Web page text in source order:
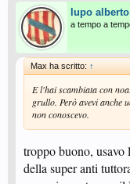
lupo alberto
a tempo a
Max ha scritto: ↑
E l'hai scambiata con
grullo. Però avevi anche
non conoscevo.
troppo buono, usavo
della super anti